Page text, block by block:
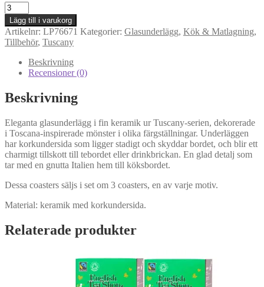
Tuscany
2
Keramikcoasters
3-
mix
mängd
Lägg till i varukorg
Artikelnr: LP76671 Kategorier: Glasunderlägg, Kök & Matlagning,
Tillbehör, Tuscany
Beskrivning
Recensioner (0)
Beskrivning
Eleganta glasunderlägg i fin keramik ur Tuscany-serien, dekorerade
i Toscana-inspirerade mönster i olika färgställningar. Underläggen
har korkundersida som ligger stadigt och skyddar bordet, och blir ett
charmigt tillskott till tebordet eller drinkbrickan. En glad detalj som
tar med en gnutta Italien hem till köksbordet.
Dessa coasters säljs i set om 3 coasters, en av varje motiv.
Material: keramik med korkundersida.
Relaterade produkter